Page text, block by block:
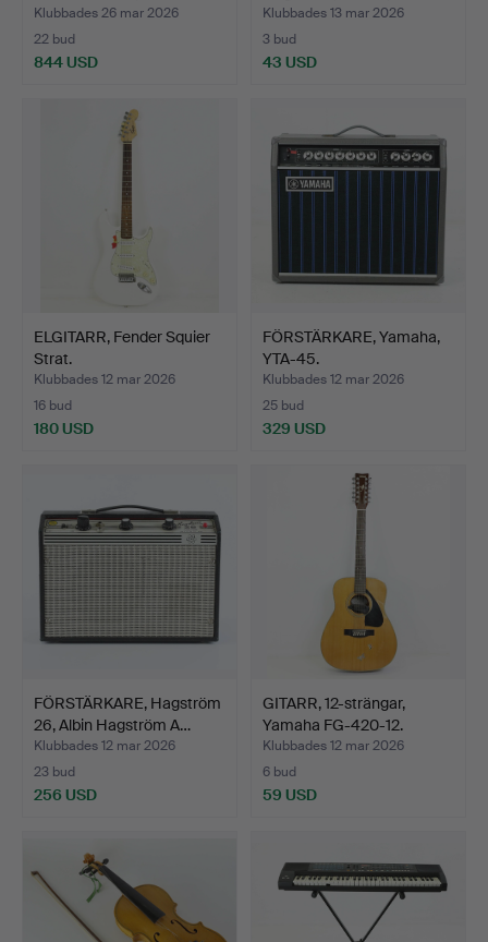
Klubbades 26 mar 2026
22 bud
844 USD
Klubbades 13 mar 2026
3 bud
43 USD
ELGITARR, Fender Squier
Strat.
Klubbades 12 mar 2026
16 bud
180 USD
FÖRSTÄRKARE, Yamaha,
YTA-45.
Klubbades 12 mar 2026
25 bud
329 USD
FÖRSTÄRKARE, Hagström
26, Albin Hagström A…
Klubbades 12 mar 2026
23 bud
256 USD
GITARR, 12-strängar,
Yamaha FG-420-12.
Klubbades 12 mar 2026
6 bud
59 USD